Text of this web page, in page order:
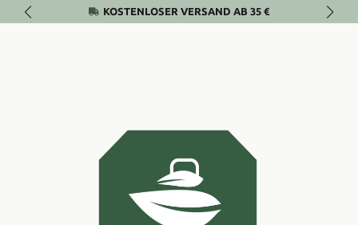
Zum Hauptinhalt springenKOSTENLOSER VERSAND AB 35 €